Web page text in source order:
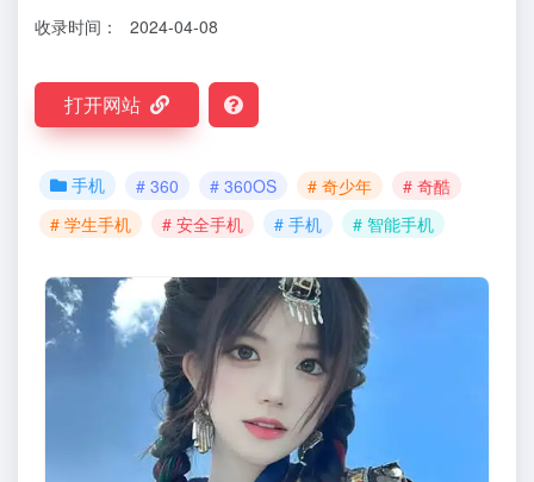
收录时间： 2024-04-08
打开网站
手机 # 360 # 360OS # 奇少年
# 奇酷
# 学生手机
# 安全手机 # 手机 # 智能手机